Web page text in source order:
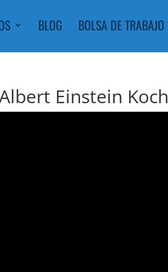
BLOG BOLSA DE TRABAJO
Einstein Koch